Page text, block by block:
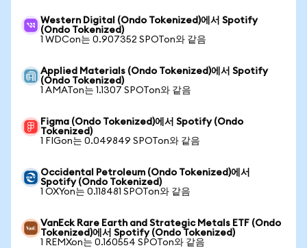
Western Digital (Ondo Tokenized)에서 Spotify
(Ondo Tokenized)
1 WDCon는 0.907352 SPOTon와 같음
Applied Materials (Ondo Tokenized)에서 Spotify
(Ondo Tokenized)
1 AMATon는 1.1307 SPOTon와 같음
Figma (Ondo Tokenized)에서 Spotify (Ondo
Tokenized)
1 FIGon는 0.049849 SPOTon와 같음
Occidental Petroleum (Ondo Tokenized)에서
Spotify (Ondo Tokenized)
1 OXYon는 0.118481 SPOTon와 같음
VanEck Rare Earth and Strategic Metals ETF (Ondo
Tokenized)에서 Spotify (Ondo Tokenized)
1 REMXon는 0.160554 SPOTon와 같음